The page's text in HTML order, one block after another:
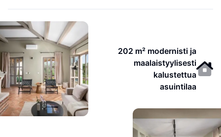
202 m² modernisti ja
maalaistyylisesti
kalustettua
asuintilaa